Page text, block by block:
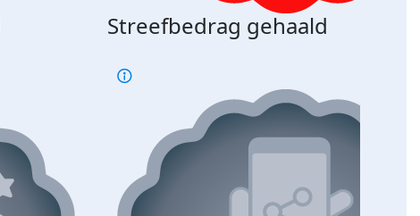
Streefbedrag gehaald